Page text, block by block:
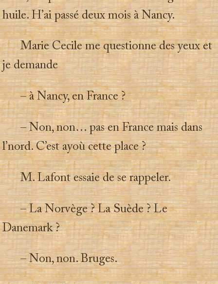
huile. H’ai passé deux mois à Nancy.
Marie Cecile me questionne des yeux et
je demande
– à Nancy, en France ?
– Non, non… pas en France mais dans
l’nord. C’est ayoù cette place ?
M. Lafont essaie de se rappeler.
– La Norvège ? La Suède ? Le
Danemark ?
– Non, non. Bruges.